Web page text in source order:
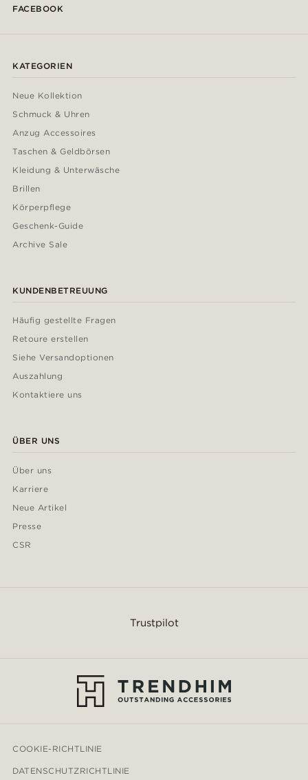
FACEBOOK
KATEGORIEN
Neue Kollektion
Schmuck & Uhren
Anzug Accessoires
Taschen & Geldbörsen
Kleidung & Unterwäsche
Brillen
Körperpflege
Geschenk-Guide
Archive Sale
KUNDENBETREUUNG
Häufig gestellte Fragen
Retoure erstellen
Siehe Versandoptionen
Auszahlung
Kontaktiere uns
ÜBER UNS
Über uns
Karriere
Neue Artikel
Presse
CSR
Trustpilot
COOKIE-RICHTLINIE
DATENSCHUTZRICHTLINIE